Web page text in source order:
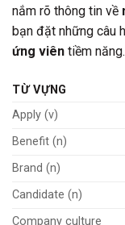
nắm rõ thông tin về
bạn đặt những câu
ứng viên tiềm năng.
TỪ VỰNG
Apply (v)
Benefit (n)
Brand (n)
Candidate (n)
Company culture